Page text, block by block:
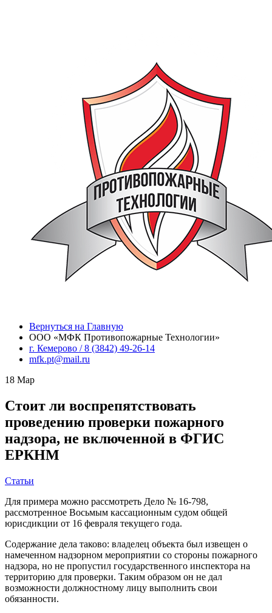
Вернуться на Главную
ООО «МФК Противопожарные Технологии»
г. Кемерово / 8 (3842) 49-26-14
mfk.pt@mail.ru
18 Мар
Стоит ли воспрепятствовать
проведению проверки пожарного
надзора, не включенной в ФГИС
ЕРКНМ
Статьи
Для примера можно рассмотреть Дело № 16-798,
рассмотренное Восьмым кассационным судом общей
юрисдикции от 16 февраля текущего года.
Содержание дела таково: владелец объекта был извещен о
намеченном надзорном мероприятии со стороны пожарного
надзора, но не пропустил государственного инспектора на
территорию для проверки. Таким образом он не дал
возможности должностному лицу выполнить свои
обязанности.